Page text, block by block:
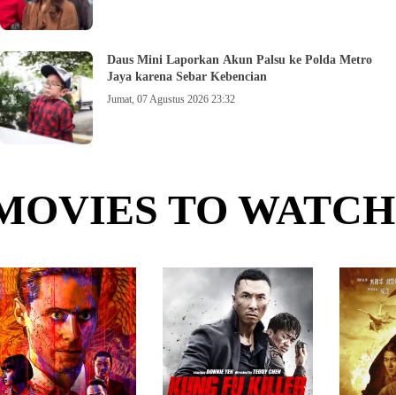
Daus Mini Laporkan Akun Palsu ke Polda Metro
Jaya karena Sebar Kebencian
Jumat, 07 Agustus 2026 23:32
TO WATCH